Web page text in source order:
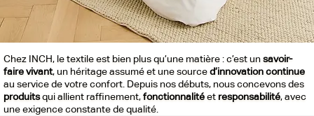
Chez INCH, le textile est bien plus qu’une matière : c’est unsavoir-
faire vivant, un héritage assumé et une sourced’innovation continue
au service de votre confort. Depuis nos débuts, nous concevons des
produitsqui allient raffinement,fonctionnalitéetresponsabilité, avec
une exigence constante de qualité.